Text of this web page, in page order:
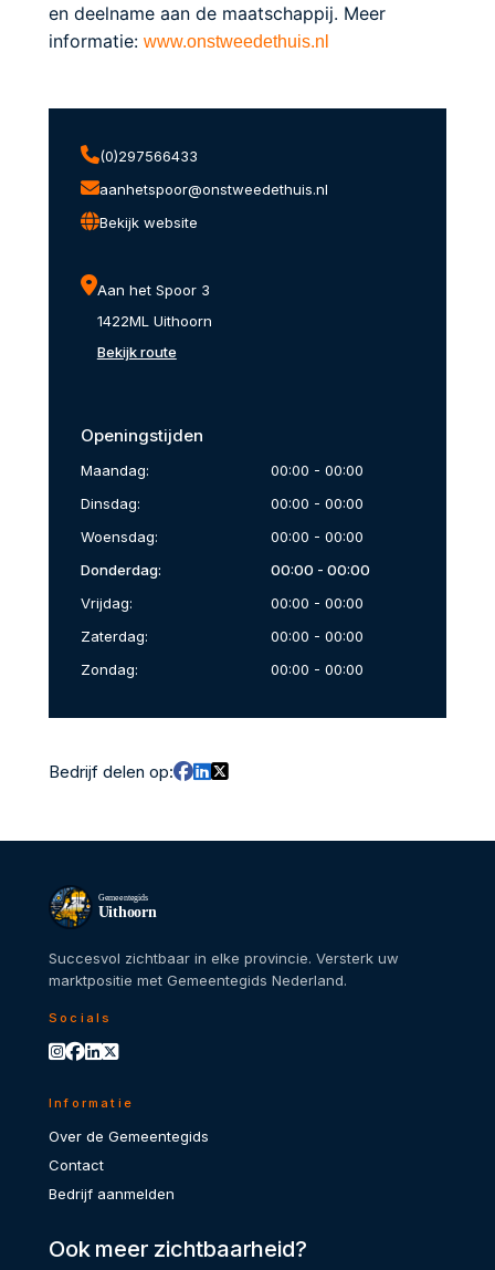
en deelname aan de maatschappij. Meer
informatie: www.onstweedethuis.nl
(0)297566433
aanhetspoor@onstweedethuis.nl
Bekijk website
Aan het Spoor 3
1422ML Uithoorn
Bekijk route
Openingstijden
Maandag:
00:00 - 00:00
Dinsdag:
00:00 - 00:00
Woensdag:
00:00 - 00:00
Donderdag:
00:00 - 00:00
Vrijdag:
00:00 - 00:00
Zaterdag:
00:00 - 00:00
Zondag:
00:00 - 00:00
Bedrijf delen op:
Gemeentegids
Uithoorn
Succesvol zichtbaar in elke provincie. Versterk uw
marktpositie met Gemeentegids Nederland.
Socials
Informatie
Over de Gemeentegids
Contact
Bedrijf aanmelden
Ook meer zichtbaarheid?